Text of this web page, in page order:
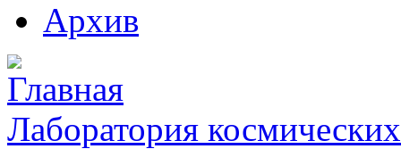
Архив
Лаборатория